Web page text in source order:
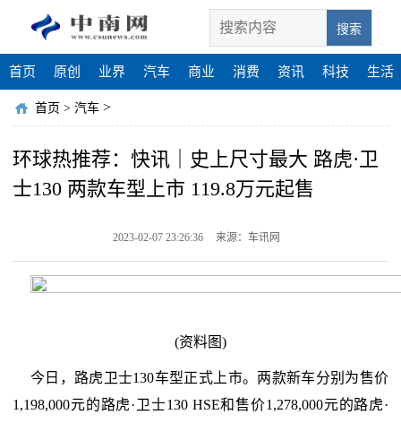
搜索
首页 原创 业界 汽车 商业 消费 资讯 科技 生活
首页 > 汽车 >
环球热推荐：快讯｜史上尺寸最大 路虎·卫
士130 两款车型上市 119.8万元起售
2023-02-07 23:26:36 来源：车讯网
(资料图)
今日，路虎卫士130车型正式上市。两款新车分别为售价
1,198,000元的路虎·卫士130 HSE和售价1,278,000元的路虎·